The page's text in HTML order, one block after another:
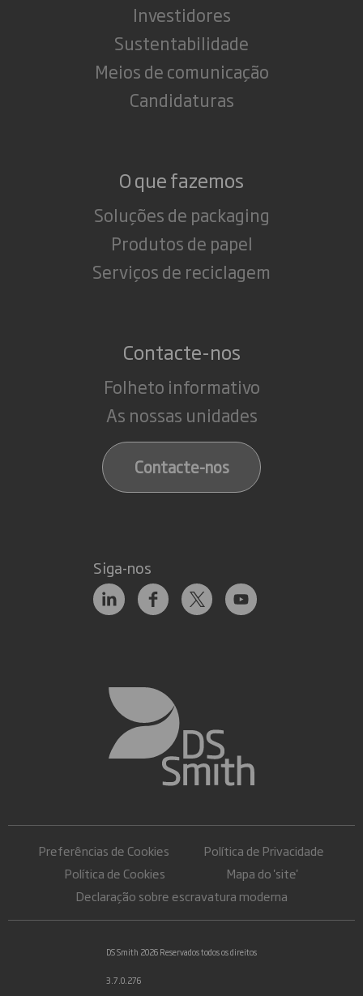
Investidores
Sustentabilidade
Meios de comunicação
Candidaturas
O que fazemos
Soluções de packaging
Produtos de papel
Serviços de reciclagem
Contacte-nos
Folheto informativo
As nossas unidades
Contacte-nos
Siga-nos
Preferências de Cookies
Política de Privacidade
Política de Cookies
Mapa do 'site'
Declaração sobre escravatura moderna
DS Smith 2026 Reservados todos os direitos
3.7.0.276